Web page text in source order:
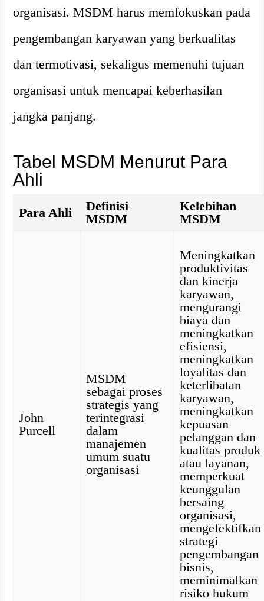
organisasi. MSDM harus memfokuskan pada
pengembangan karyawan yang berkualitas
dan termotivasi, sekaligus memenuhi tujuan
organisasi untuk mencapai keberhasilan
jangka panjang.
Tabel MSDM Menurut Para
Ahli
Para Ahli
Definisi
MSDM
Kelebihan
MSDM
John
Purcell
MSDM
sebagai proses
strategis yang
terintegrasi
dalam
manajemen
umum suatu
organisasi
Meningkatkan
produktivitas
dan kinerja
karyawan,
mengurangi
biaya dan
meningkatkan
efisiensi,
meningkatkan
loyalitas dan
keterlibatan
karyawan,
meningkatkan
kepuasan
pelanggan dan
kualitas produk
atau layanan,
memperkuat
keunggulan
bersaing
organisasi,
mengefektifkan
strategi
pengembangan
bisnis,
meminimalkan
risiko hukum